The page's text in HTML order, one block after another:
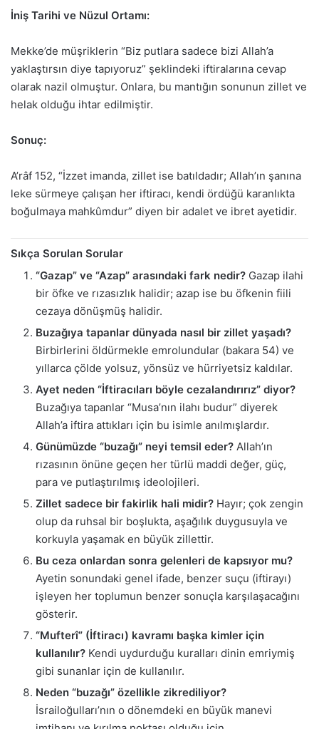
İniş Tarihi ve Nüzul Ortamı:
Mekke’de müşriklerin “Biz putlara sadece bizi Allah’a
yaklaştırsın diye tapıyoruz” şeklindeki iftiralarına cevap
olarak nazil olmuştur. Onlara, bu mantığın sonunun zillet ve
helak olduğu ihtar edilmiştir.
Sonuç:
A’râf 152, “İzzet imanda, zillet ise batıldadır; Allah’ın şanına
leke sürmeye çalışan her iftiracı, kendi ördüğü karanlıkta
boğulmaya mahkûmdur” diyen bir adalet ve ibret ayetidir.
Sıkça Sorulan Sorular
“Gazap” ve “Azap” arasındaki fark nedir? Gazap ilahi
bir öfke ve rızasızlık halidir; azap ise bu öfkenin fiili
cezaya dönüşmüş halidir.
Buzağıya tapanlar dünyada nasıl bir zillet yaşadı?
Birbirlerini öldürmekle emrolundular (bakara 54) ve
yıllarca çölde yolsuz, yönsüz ve hürriyetsiz kaldılar.
Ayet neden “İftiracıları böyle cezalandırırız” diyor?
Buzağıya tapanlar “Musa’nın ilahı budur” diyerek
Allah’a iftira attıkları için bu isimle anılmışlardır.
Günümüzde “buzağı” neyi temsil eder? Allah’ın
rızasının önüne geçen her türlü maddi değer, güç,
para ve putlaştırılmış ideolojileri.
Zillet sadece bir fakirlik hali midir? Hayır; çok zengin
olup da ruhsal bir boşlukta, aşağılık duygusuyla ve
korkuyla yaşamak en büyük zillettir.
Bu ceza onlardan sonra gelenleri de kapsıyor mu?
Ayetin sonundaki genel ifade, benzer suçu (iftirayı)
işleyen her toplumun benzer sonuçla karşılaşacağını
gösterir.
“Mufterî” (İftiracı) kavramı başka kimler için
kullanılır? Kendi uydurduğu kuralları dinin emriymiş
gibi sunanlar için de kullanılır.
Neden “buzağı” özellikle zikrediliyor?
İsrailoğulları’nın o dönemdeki en büyük manevi